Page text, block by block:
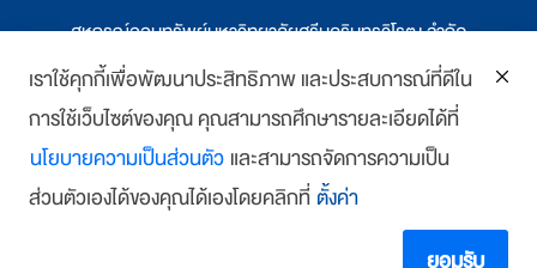
สหกรณ์ออมทรัพย์มหาวิทยาลัยศรีนครินทรวิโรฒ จำกัด
ที่ตั้ง 114 ซ.สุขุมวิท 23 ถ.สุขุมวิท กรุงเทพฯ
โทร : 02-259-1474, 02-258-0227
โทรสาร: 02-261-5703
E-mail :we*******@*******co.th
บ้านเว็บไซต์
เราใช้คุกกี้เพื่อพัฒนาประสิทธิภาพ และประสบการณ์ที่ดีใน
การใช้เว็บไซต์ของคุณ คุณสามารถศึกษารายละเอียดได้ที่
นโยบายความเป็นส่วนตัว และสามารถจัดการความเป็น
ส่วนตัวเองได้ของคุณได้เองโดยคลิกที่ ตั้งค่า